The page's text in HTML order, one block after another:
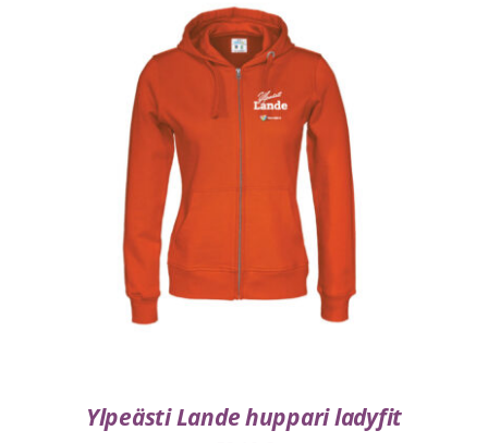
VALITSE VAIHTOEHDOISTA / LISÄTIEDOT
Ylpeästi Lande huppari ladyfit